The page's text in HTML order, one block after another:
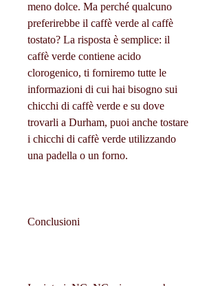
meno dolce. Ma perché qualcuno
preferirebbe il caffè verde al caffè
tostato? La risposta è semplice: il
caffè verde contiene acido
clorogenico, ti forniremo tutte le
informazioni di cui hai bisogno sui
chicchi di caffè verde e su dove
trovarli a Durham, puoi anche tostare
i chicchi di caffè verde utilizzando
una padella o un forno.
Conclusioni